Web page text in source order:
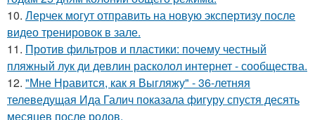
10. Лерчек могут отправить на новую экспертизу после
видео тренировок в зале.
11. Против фильтров и пластики: почему честный
пляжный лук ди девлин расколол интернет - сообщества.
12. "Мне Нравится, как я Выгляжу" - 36-летняя
телеведущая Ида Галич показала фигуру спустя десять
месяцев после родов.